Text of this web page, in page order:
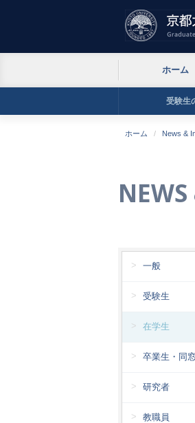
ホーム
受験生
ホーム News &
一般
受験生
在学生
卒業生・同
研究者
教職員